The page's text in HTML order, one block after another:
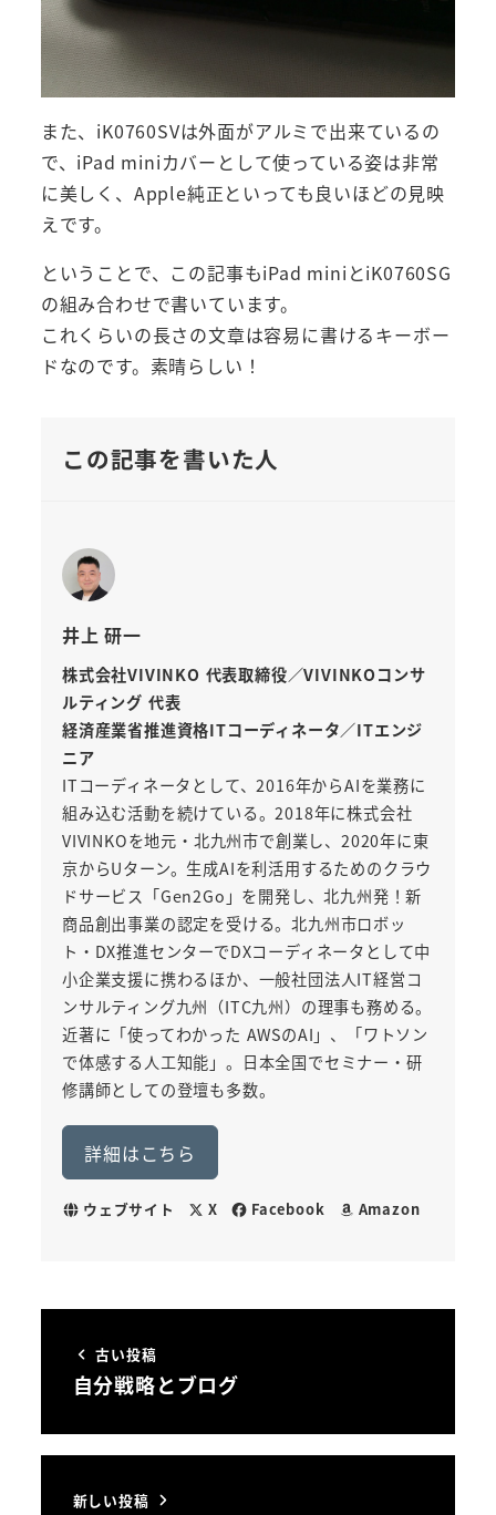
また、iK0760SVは外面がアルミで出来ているの
で、iPad miniカバーとして使っている姿は非常
に美しく、Apple純正といっても良いほどの見映
えです。
ということで、この記事もiPad miniとiK0760SG
の組み合わせで書いています。
これくらいの長さの文章は容易に書けるキーボー
ドなのです。素晴らしい！
この記事を書いた人
井上 研一
株式会社VIVINKO 代表取締役／VIVINKOコンサ
ルティング 代表
経済産業省推進資格ITコーディネータ／ITエンジ
ニア
ITコーディネータとして、2016年からAIを業務に
組み込む活動を続けている。2018年に株式会社
VIVINKOを地元・北九州市で創業し、2020年に東
京からUターン。生成AIを利活用するためのクラウ
ドサービス「Gen2Go」を開発し、北九州発！新
商品創出事業の認定を受ける。北九州市ロボッ
ト・DX推進センターでDXコーディネータとして中
小企業支援に携わるほか、一般社団法人IT経営コ
ンサルティング九州（ITC九州）の理事も務める。
近著に「使ってわかった AWSのAI」、「ワトソン
で体感する人工知能」。日本全国でセミナー・研
修講師としての登壇も多数。
詳細はこちら
ウェブサイト X Facebook Amazon
古い投稿
自分戦略とブログ
新しい投稿